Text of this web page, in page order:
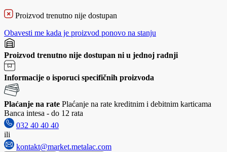
Proizvod trenutno nije dostupan
Obavesti me kada je proizvod ponovo na stanju
Proizvod trenutno nije dostupan ni u jednoj radnji
Informacije o isporuci specifičnih proizvoda
Plaćanje na rate Plaćanje na rate kreditnim i debitnim karticama
Banca intesa - do 12 rata
032 40 40 40
ili
kontakt@market.metalac.com